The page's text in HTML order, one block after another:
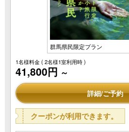
群馬県民限定プラン
1名様料金( 2名様1室利用時 )
41,800円 ～
詳細/ご予約
クーポンが利用できます。